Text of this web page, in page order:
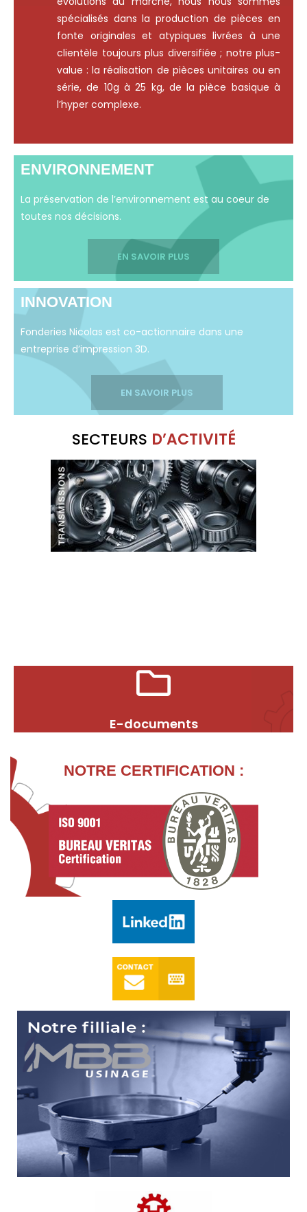
spécialisés dans la production de pièces en
fonte originales et atypiques livrées à une
clientèle toujours plus diversifiée ; notre plus-
value : la réalisation de pièces unitaires ou en
série, de 10g à 25 kg, de la pièce basique à
l’hyper complexe.
ENVIRONNEMENT
La préservation de l’environnement est au coeur de
toutes nos décisions.
EN SAVOIR PLUS
INNOVATION
Fonderies Nicolas est co-actionnaire dans une
entreprise d’impression 3D.
EN SAVOIR PLUS
SECTEURS D’ACTIVITÉ
E-documents
NOTRE CERTIFICATION :